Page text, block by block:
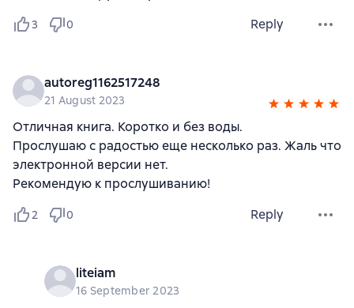
3 0 Reply
autoreg1162517248
21 August 2023
Отличная книга. Коротко и без воды.
Прослушаю с радостью еще несколько раз. Жаль что
электронной версии нет.
Рекомендую к прослушиванию!
2 0 Reply
liteiam
16 September 2023